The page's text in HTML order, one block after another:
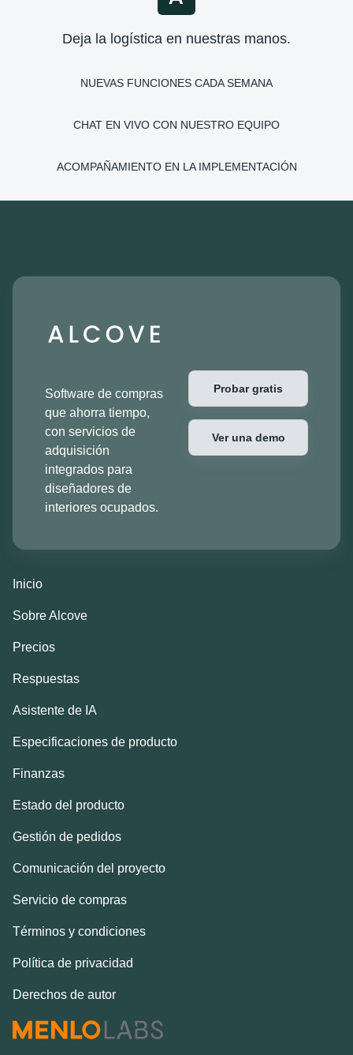
Deja la logística en nuestras manos.
NUEVAS FUNCIONES CADA SEMANA
CHAT EN VIVO CON NUESTRO EQUIPO
ACOMPAÑAMIENTO EN LA IMPLEMENTACIÓN
Software de compras
que ahorra tiempo,
con servicios de
adquisición
integrados para
diseñadores de
interiores ocupados.
Probar gratis
Ver una demo
Inicio
Sobre Alcove
Precios
Respuestas
Asistente de IA
Especificaciones de producto
Finanzas
Estado del producto
Gestión de pedidos
Comunicación del proyecto
Servicio de compras
Términos y condiciones
Política de privacidad
Derechos de autor